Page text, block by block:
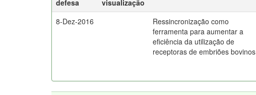
defesa
visualização
8-Dez-2016
Ressincronização como
ferramenta para aumentar a
eficiência da utilização de
receptoras de embriões bovinos